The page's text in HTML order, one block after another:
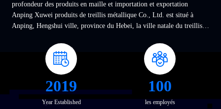
profondeur des produits en maille et importation et exportation
Anping Xuwei produits de treillis métallique Co., Ltd. est situé à
Anping, Hengshui ville, province du Hebei, la ville natale du treillis
2019
Year Established
100
les employés